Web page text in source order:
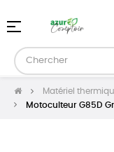
Basculer
navigation
☰
Matériel
Motoculteur G85D